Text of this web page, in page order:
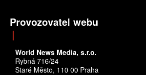
Provozovatel webu
World News Media, s.r.o.
Rybná 716/24
Staré Město, 110 00 Praha